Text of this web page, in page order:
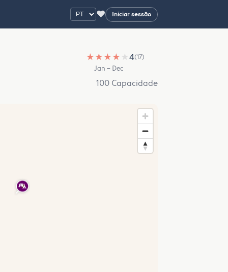
♥ Iniciar sessão
★ ★ ★ ★ ★4(17)
Jan – Dec
100 Capacidade